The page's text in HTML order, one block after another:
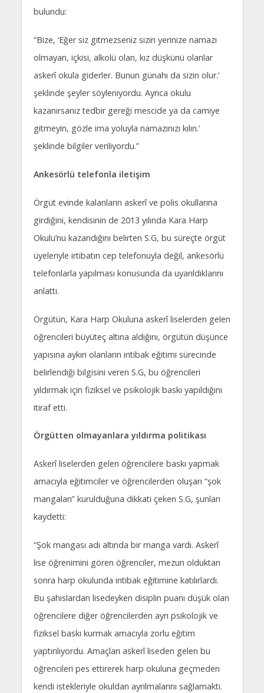
bulundu:
“Bize, ‘Eğer siz gitmezseniz sizin yerinize namazı
olmayan, içkisi, alkolü olan, kız düşkünü olanlar
askerî okula giderler. Bunun günahı da sizin olur.’
şeklinde şeyler söyleniyordu. Ayrıca okulu
kazanırsanız tedbir gereği mescide ya da camiye
gitmeyin, gözle ima yoluyla namazınızı kılın.’
şeklinde bilgiler veriliyordu.”
Ankesörlü telefonla iletişim
Örgüt evinde kalanların askerî ve polis okullarına
girdiğini, kendisinin de 2013 yılında Kara Harp
Okulu’nu kazandığını belirten S.G, bu süreçte örgüt
üyeleriyle irtibatın cep telefonuyla değil, ankesörlü
telefonlarla yapılması konusunda da uyarıldıklarını
anlattı.
Örgütün, Kara Harp Okuluna askerî liselerden gelen
öğrencileri büyüteç altına aldığını, örgütün düşünce
yapısına aykırı olanların intibak eğitimi sürecinde
belirlendiği bilgisini veren S.G, bu öğrencileri
yıldırmak için fiziksel ve psikolojik baskı yapıldığını
itiraf etti.
Örgütten olmayanlara yıldırma politikası
Askerî liselerden gelen öğrencilere baskı yapmak
amacıyla eğitimciler ve öğrencilerden oluşan “şok
mangaları” kurulduğuna dikkati çeken S.G, şunları
kaydetti:
“Şok mangası adı altında bir manga vardı. Askerî
lise öğrenimini gören öğrenciler, mezun olduktan
sonra harp okulunda intibak eğitimine katılırlardı.
Bu şahıslardan lisedeyken disiplin puanı düşük olan
öğrencilere diğer öğrencilerden ayrı psikolojik ve
fiziksel baskı kurmak amacıyla zorlu eğitim
yaptırılıyordu. Amaçları askerî liseden gelen bu
öğrencileri pes ettirerek harp okuluna geçmeden
kendi istekleriyle okuldan ayrılmalarını sağlamaktı.